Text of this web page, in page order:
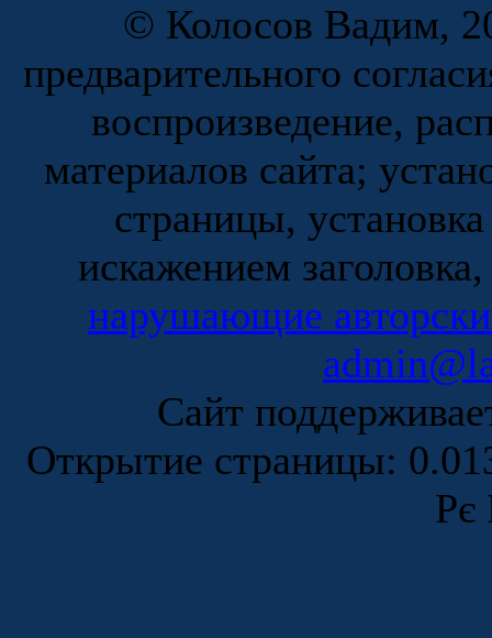
© Колосов Вадим,
предварительного
воспроизведение,
материалов сайта;
страницы,
искажением
нарушающие
Сайт
Открытие страницы:
Рє